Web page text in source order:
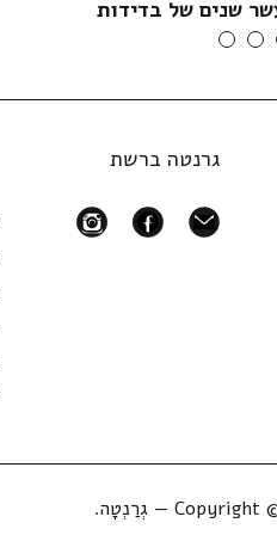
שנים של בדידות
גרנטה ברשת
mail
facebook
instagram